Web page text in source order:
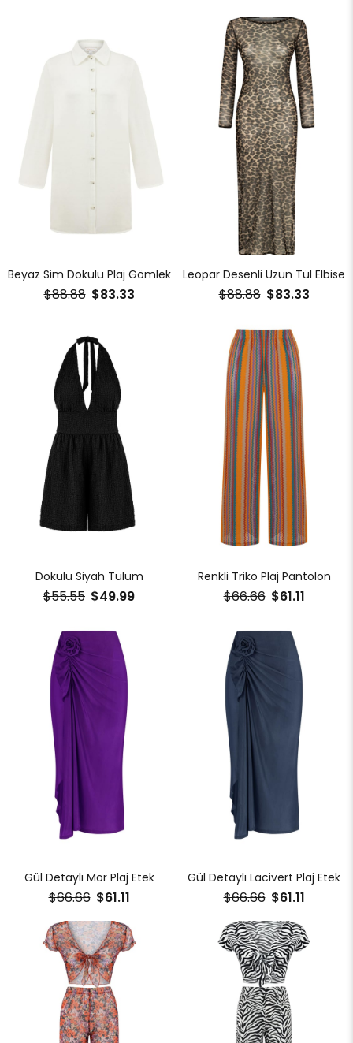
Beyaz Sim Dokulu Plaj Gömlek
$83.33
$88.88
Leopar Desenli Uzun Tül Elbise
$83.33
$88.88
Dokulu Siyah Tulum
$49.99
$55.55
Renkli Triko Plaj Pantolon
$61.11
$66.66
Gül Detaylı Mor Plaj Etek
$61.11
$66.66
Gül Detaylı Lacivert Plaj Etek
$61.11
$66.66